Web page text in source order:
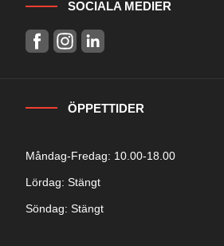
SOCIALA MEDIER
ÖPPETTIDER
Måndag-Fredag: 10.00-18.00
Lördag: Stängt
Söndag: Stängt